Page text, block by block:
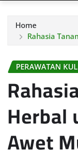
Home
Rahasia
PERAWATAN
Herbal
Awet